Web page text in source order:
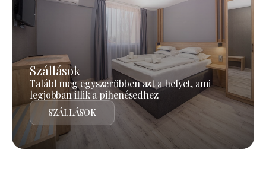
Szállások
Találd meg egyszerűbben azt a helyet, ami
legjobban illik a pihenésedhez
SZÁLLÁSOK